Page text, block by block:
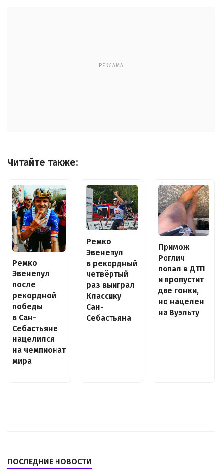
РЕКЛАМА
Читайте также:
Ремко
Эвенепул
после
рекордной
победы
в Сан-
Себастьяне
нацелился
на чемпионат
мира
Ремко
Эвенепул
в рекордный
четвёртый
раз выиграл
Классику
Сан-
Себастьяна
Примож
Роглич
попал в ДТП
и пропустит
две гонки,
но нацелен
на Вуэльту
ПОСЛЕДНИЕ НОВОСТИ